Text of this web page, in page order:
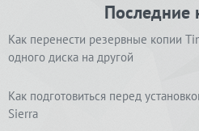
Последние
Как перенести резервные копии
одного диска на другой
Как подготовиться перед
Sierra